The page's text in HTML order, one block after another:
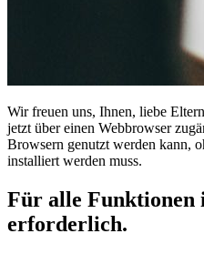
Wir freuen uns, Ihnen, liebe
jetzt über einen Webbrowser
Browsern genutzt werden kann,
installiert werden muss.
Für alle Funktionen
erforderlich.